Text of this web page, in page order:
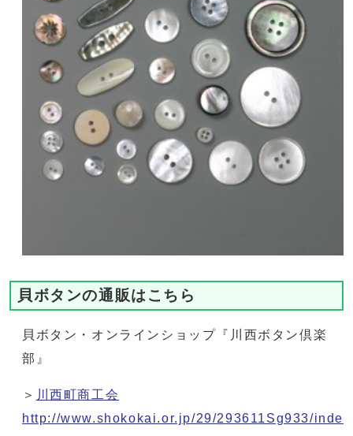
貝ボタンの通販はこちら
貝ボタン・オンラインショップ『川西ボタン倶楽
部』
＞ 川西町商工会
http://www.shokokai.or.jp/29/293611Sg933/